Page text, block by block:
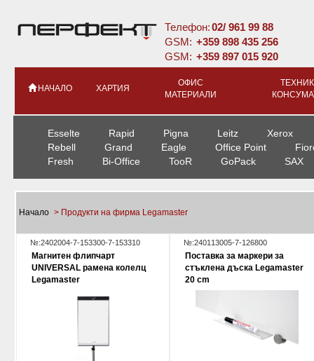
Телефон:02/ 961 99 88
GSM: +359 898 435 256
GSM: +359 897 015 920
НАЧАЛО ХАРТИЯ
ОФИС
МАТЕРИАЛИ
Esselte Rapid Pigna Leitz
Xerox
Rebell
Grand Eagle Office Point
Fresh
Bi-Office TooR GoPack SAX
Начало > Продукти на фирма Legamaster
№:2402004-7-153300-7-153310
Магнитен флипчарт
UNIVERSAL рамена колелц
Legamaster
№:240113005-7-126800
Поставка за маркери за
стъклена дъска Legamaster
20 cm